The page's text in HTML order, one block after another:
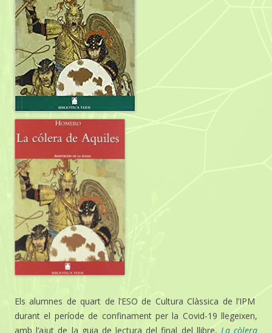
Els alumnes de quart de l’ESO de Cultura Clàssica de l’IPM
durant el període de confinament per la Covid-19 llegeixen,
amb l’ajut de la guia de lectura del final del llibre, La còlera